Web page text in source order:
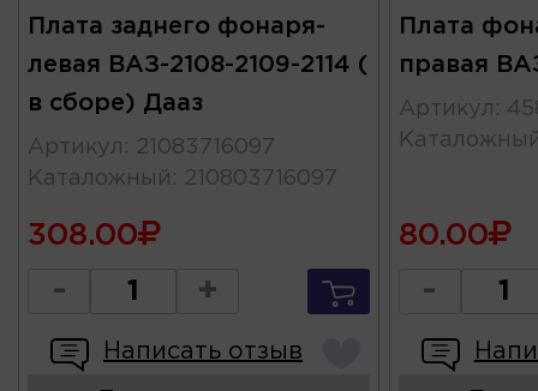
Плата заднего фонаря-
левая ВАЗ-2108-2109-2114 (
в сборе) Дааз
Артикул : 21083716097
Каталожный : 210803716097
308.00
- +
Написать отзыв
Плата
правая
Артикул :
80.00
-